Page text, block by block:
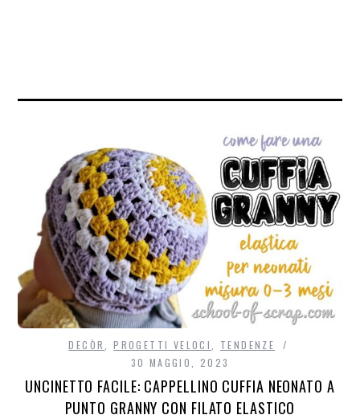
DECÒR ,PROGETTI VELOCI
TENDENZE
30 MAGGIO, 2023
UNCINETTO FACILE: CAPPELLINO CUFFIA NEONATO A
PUNTO GRANNY CON FILATO ELASTICO